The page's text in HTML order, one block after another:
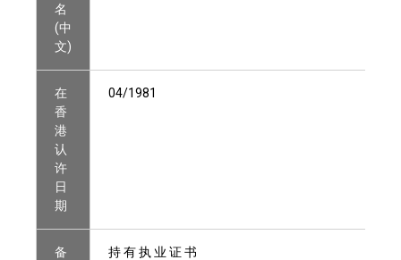
名
(中
文)
在
香
港
认
许
日
期
04/1981
备
持 有 执 业 证 书